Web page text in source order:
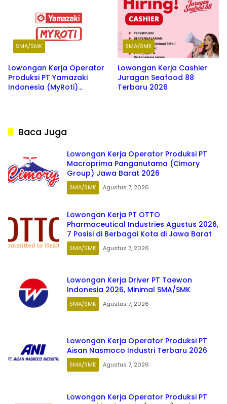
SMA/SMK
Lowongan Kerja Operator
Produksi PT Yamazaki
Indonesia (MyRoti)
SMA/SMK
Lowongan Kerja Cashier
Juragan Seafood 88
Terbaru 2026
Baca Juga
Lowongan Kerja Operator Produksi PT
Macroprima Panganutama (Cimory
Group) Jawa Barat 2026
SMA/SMK Agustus 7, 2026
Lowongan Kerja PT OTTO
Pharmaceutical Industries Agustus 2026,
7 Posisi di Berbagai Kota di Jawa Barat
SMA/SMK Agustus 7, 2026
Lowongan Kerja Driver PT Taewon
Indonesia 2026, Minimal SMA/SMK
SMA/SMK Agustus 7, 2026
Lowongan Kerja Operator Produksi PT
Aisan Nasmoco Industri Terbaru 2026
SMA/SMK Agustus 7, 2026
Lowongan Kerja Operator Produksi PT